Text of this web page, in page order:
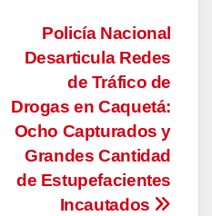
Policía Nacional
Desarticula Redes
de Tráfico de
Drogas en Caquetá:
Ocho Capturados y
Grandes Cantidad
de Estupefacientes
Incautados